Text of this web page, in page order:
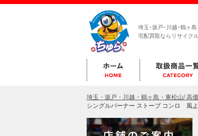
埼玉･坂戸･川越･鶴ヶ
宅配買取ならリサイク
埼玉・坂戸・川越・鶴ヶ島・東松山/ 高
シングルバーナー ストーブ コンロ 風